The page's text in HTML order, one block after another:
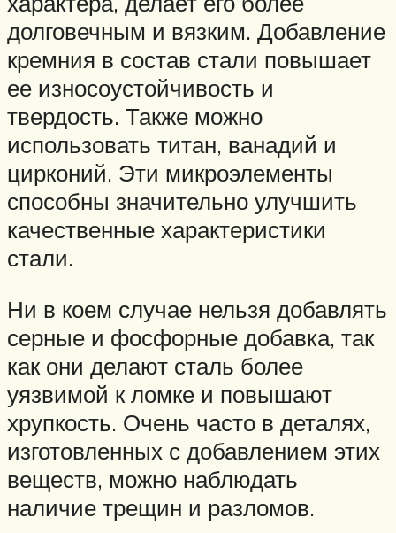
долговечным и вязким. Добавление
кремния в состав стали повышает
ее износоустойчивость и
твердость. Также можно
использовать титан, ванадий и
цирконий. Эти микроэлементы
способны значительно улучшить
качественные характеристики
стали.
Ни в коем случае нельзя добавлять
серные и фосфорные добавка, так
как они делают сталь более
уязвимой к ломке и повышают
хрупкость. Очень часто в деталях,
изготовленных с добавлением этих
веществ, можно наблюдать
наличие трещин и разломов.